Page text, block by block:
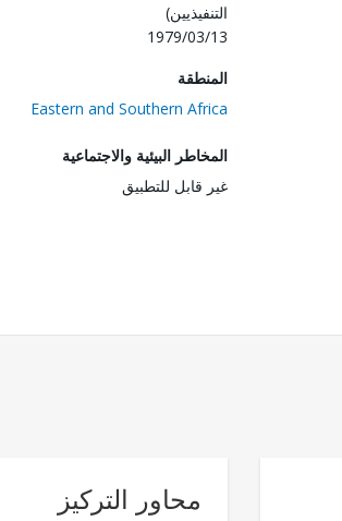
التنفيذيين)
1979/03/13
المنطقة
Eastern and Southern Africa
المخاطر البيئية والاجتماعية
غير قابل للتطبيق
محاور التركيز